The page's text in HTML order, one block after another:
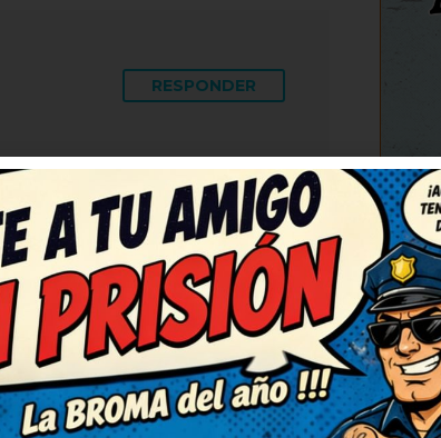
RESPONDER
una sonrisa
me ha
amigos para que se
merece ser